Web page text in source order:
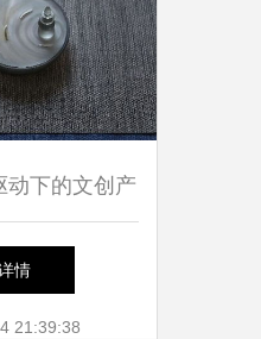
动下的文创产
纪人服务创新
情
21:39:38